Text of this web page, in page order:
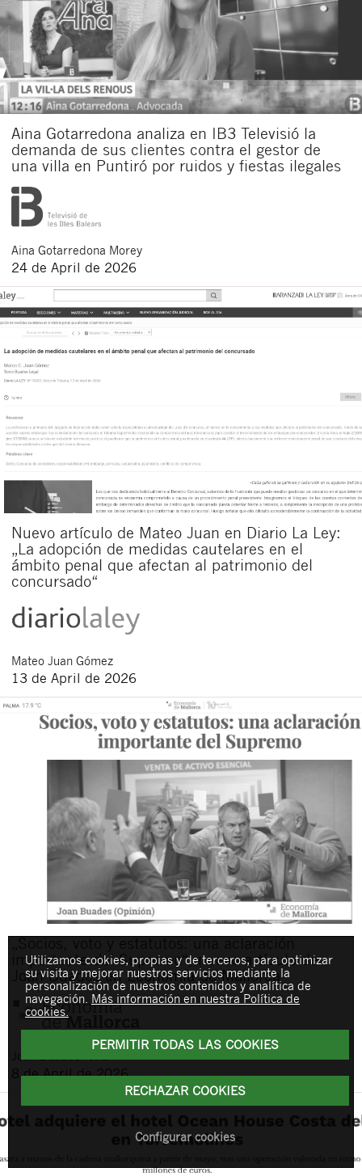
Aina Gotarredona analiza en IB3 Televisió la
demanda de sus clientes contra el gestor de
una villa en Puntiró por ruidos y fiestas ilegales
Aina Gotarredona Morey
24 de April de 2026
Nuevo artículo de Mateo Juan en Diario La Ley:
„La adopción de medidas cautelares en el
ámbito penal que afectan al patrimonio del
concursado“
Mateo Juan Gómez
13 de April de 2026
„Socios, voto y estatutos: una aclaración
importante del Supremo“, nuevo artículo de
Joan Buades en Economía de Mallorca
JoanBuades Feliu
8 de April de 2026
Utilizamos cookies, propias y de terceros, para optimizar
su visita y mejorar nuestros servicios mediante la
personalización de nuestros contenidos y analítica de
navegación. Más información en nuestra Política de
cookies.
PERMITIR TODAS LAS COOKIES
RECHAZAR COOKIES
Configurar cookies